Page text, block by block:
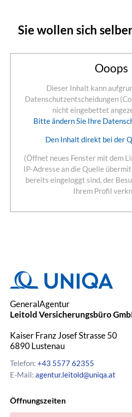
Sie wollen sich
Ooops
Dieser Inhalt kann
Datenschutzentscheidungen
nicht eingebettet
Bitte ändern Sie Ihre
Den Inhalt direkt bei der
(Öffnet neues Fenster mit dem
IP-Adresse an die Quelle
bereits eingeloggt sind, der
Ihrem Profil
GeneralAgentur
Leitold Versicherungsbüro
Kaiser Franz Josef Strasse 50
6890Lustenau
Telefon: +43 5577 62355
E-Mail: agentur.leitold@uniqa.at
Öffnungszeiten